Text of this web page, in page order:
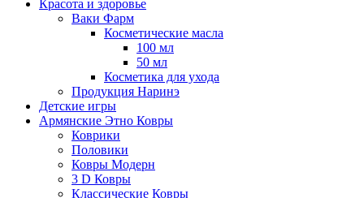
Красота и здоровье
Ваки Фарм
Косметические масла
100 мл
50 мл
Косметика для ухода
Продукция Наринэ
Детские игры
Армянские Этно Ковры
Коврики
Половики
Ковры Модерн
3 D Ковры
Классические Ковры